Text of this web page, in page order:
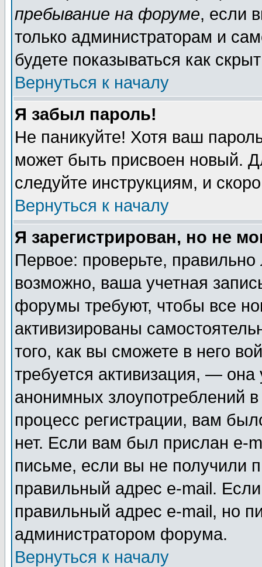
пребывание на форуме, если
только администраторам и
будете показываться как
Вернуться к началу
Я забыл пароль!
Не паникуйте! Хотя ваш
может быть присвоен новый.
следуйте инструкциям, и
Вернуться к началу
Я зарегистрирован, но не
Первое: проверьте,
возможно, ваша учетная
форумы требуют, чтобы все
активизированы
того, как вы сможете в него
требуется активизация, —
анонимных злоупотреблений
процесс регистрации, вам
нет. Если вам был прислан e-
письме, если вы не получили
правильный адрес e-mail.
правильный адрес e-mail, но
администратором форума.
Вернуться к началу